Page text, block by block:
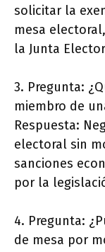
solicitar la
mesa
la Junta
3. Pregunta:
miembro de
Respuesta:
electoral sin
sanciones
por la
4. Pregunta:
de mesa por